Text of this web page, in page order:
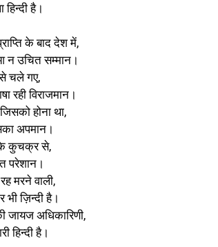
हिन्दी है।
के बाद देश में,
न उचित सम्मान।
चले गए,
रही विराजमान।
होना था,
अपमान।
कुचक्र से,
परेशान।
मरने वाली,
भी ज़िन्दी है।
जायज अधिकारिणी,
हिन्दी है।